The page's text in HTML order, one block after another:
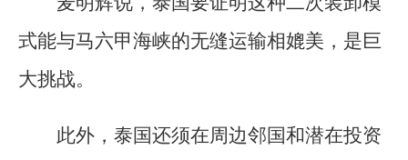
式能与马六甲海峡的无缝运输相媲美，是巨
大挑战。
此外，泰国还须在周边邻国和潜在投资